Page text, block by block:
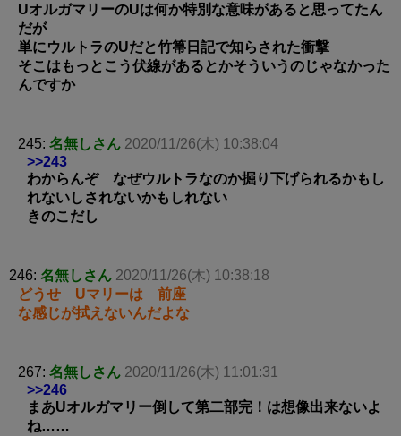
UオルガマリーのUは何か特別な意味があると思ってたん
だが
単にウルトラのUだと竹箒日記で知らされた衝撃
そこはもっとこう伏線があるとかそういうのじゃなかった
んですか
245: 名無しさん 2020/11/26(木) 10:38:04
>>243
わからんぞ なぜウルトラなのか掘り下げられるかもし
れないしされないかもしれない
きのこだし
246: 名無しさん 2020/11/26(木) 10:38:18
どうせ Uマリーは 前座
な感じが拭えないんだよな
267: 名無しさん 2020/11/26(木) 11:01:31
>>246
まあUオルガマリー倒して第二部完！は想像出来ないよ
ね……